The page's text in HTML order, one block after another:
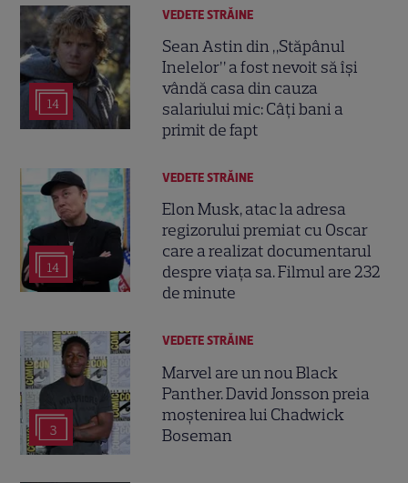
14
VEDETE STRĂINE
Sean Astin din „Stăpânul
Inelelor” a fost nevoit să își
vândă casa din cauza
salariului mic: Câți bani a
primit de fapt
14
VEDETE STRĂINE
Elon Musk, atac la adresa
regizorului premiat cu Oscar
care a realizat documentarul
despre viața sa. Filmul are 232
de minute
3
VEDETE STRĂINE
Marvel are un nou Black
Panther. David Jonsson preia
moștenirea lui Chadwick
Boseman